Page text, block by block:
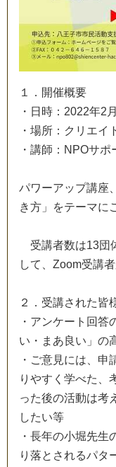
１ ． 開催概要
・ 日 時 ： 2022年2 月
・ 場所 ： ク リ エイ
・ 講師 ： N POサポ
パワーアップ講座
き方 」 をテーマに
受講者数は13団
して Zoom受講者
２ ． 受講さ れた皆
・ アンケー ト 回答
い ・ ま あ良 い 」 の
・ ご意見には 申
り やす く 学べた
った後の活動は考え
したい等
・ 長年の小堀先生
り 落と さ れるパタ